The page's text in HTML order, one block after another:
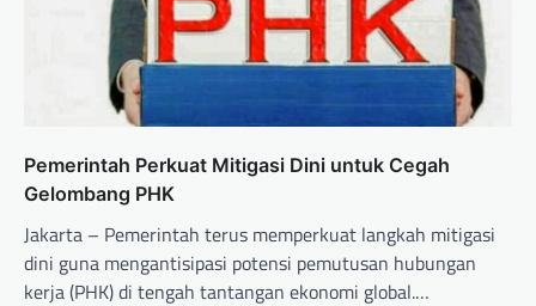
Pemerintah Perkuat Mitigasi Dini untuk Cegah
Gelombang PHK
Jakarta – Pemerintah terus memperkuat langkah mitigasi
dini guna mengantisipasi potensi pemutusan hubungan
kerja (PHK) di tengah tantangan ekonomi global.…